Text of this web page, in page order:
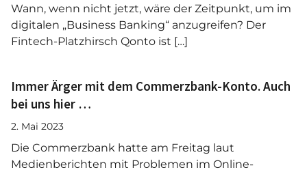
Wann, wenn nicht jetzt, wäre der Zeitpunkt, um im
digitalen „Business Banking“ anzugreifen? Der
Fintech-Platzhirsch Qonto ist […]
Immer Ärger mit dem Commerzbank-Konto. Auch
bei uns hier …
2. Mai 2023
Die Commerzbank hatte am Freitag laut
Medienberichten mit Problemen im Online-